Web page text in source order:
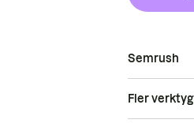
Semrush
Fler verktyg